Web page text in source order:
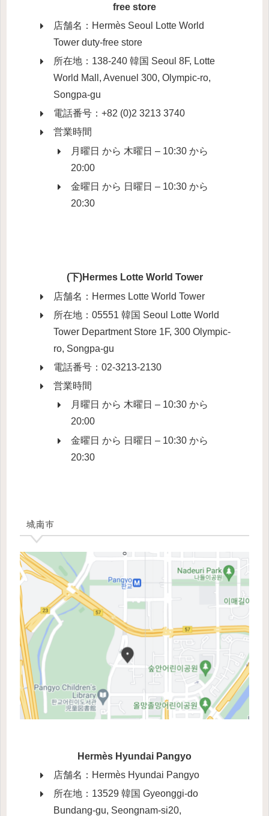
free store
店舗名：Hermès Seoul Lotte World
Tower duty-free store
所在地：138-240 韓国 Seoul 8F, Lotte
World Mall, Avenuel 300, Olympic-ro,
Songpa-gu
電話番号：+82 (0)2 3213 3740
営業時間
月曜日 から 木曜日 – 10:30 から
20:00
金曜日 から 日曜日 – 10:30 から
20:30
(下)Hermes Lotte World Tower
店舗名：Hermes Lotte World Tower
所在地：05551 韓国 Seoul Lotte World
Tower Department Store 1F, 300 Olympic-
ro, Songpa-gu
電話番号：02-3213-2130
営業時間
月曜日 から 木曜日 – 10:30 から
20:00
金曜日 から 日曜日 – 10:30 から
20:30
城南市
Hermès Hyundai Pangyo
店舗名：Hermès Hyundai Pangyo
所在地：13529 韓国 Gyeonggi-do
Bundang-gu, Seongnam-si20,